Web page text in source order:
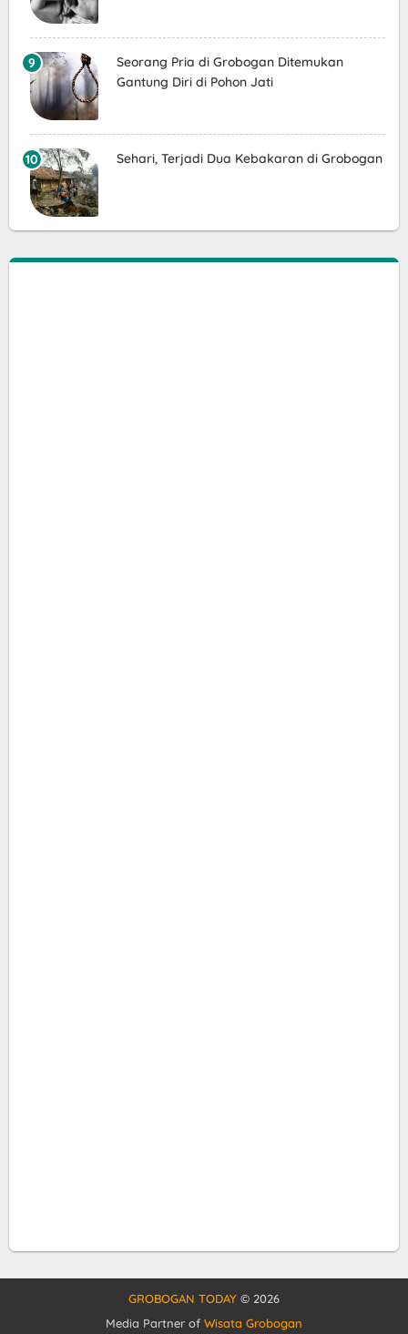
Seorang Pria di Grobogan Ditemukan
Gantung Diri di Pohon Jati
Sehari, Terjadi Dua Kebakaran di Grobogan
GROBOGAN TODAY © 2026
Media Partner of Wisata Grobogan